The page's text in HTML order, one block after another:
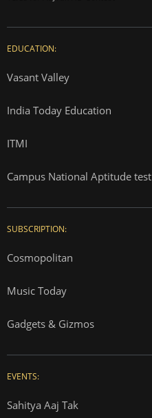
EDUCATION:
Vasant Valley
India Today Education
ITMI
Campus National Aptitude test
SUBSCRIPTION:
Cosmopolitan
Music Today
Gadgets & Gizmos
EVENTS:
Sahitya Aaj Tak